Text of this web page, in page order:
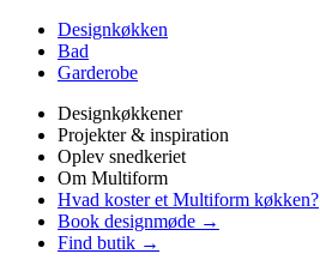
Designkøkken
Bad
Garderobe
Designkøkkener
Projekter & inspiration
Oplev snedkeriet
Om Multiform
Hvad koster et Multiform køkken?
Book designmøde →
Find butik →